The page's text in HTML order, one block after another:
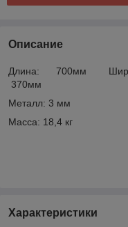
Описание
Длина: 700мм
370мм
Металл: 3 мм
Масса: 18,4 кг
Характеристики